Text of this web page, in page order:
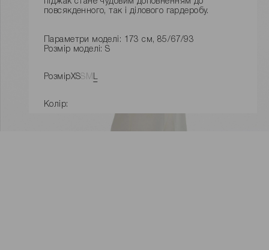
повсякденного, так і ділового гардеробу.
Параметри моделі: 173 см, 85/67/93
Розмір моделі: S
РозмірXSS M L
Колір: